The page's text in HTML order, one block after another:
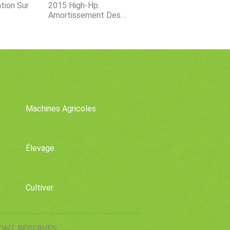
Sur
2015 High-Hp.
Amortissement Des
Machines Agricoles
Élevage
Cultiver